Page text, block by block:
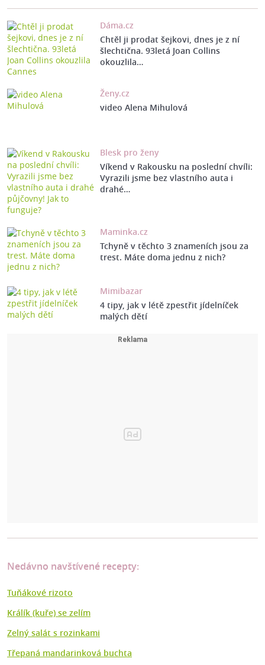
Dáma.cz
Chtěl ji prodat šejkovi, dnes je z ní
šlechtična. 93letá Joan Collins
okouzlila…
Ženy.cz
video Alena Mihulová
Blesk pro ženy
Víkend v Rakousku na poslední chvíli:
Vyrazili jsme bez vlastního auta i
drahé…
Maminka.cz
Tchyně v těchto 3 znameních jsou za
trest. Máte doma jednu z nich?
Mimibazar
4 tipy, jak v létě zpestřit jídelníček
malých dětí
Nedávno navštívené recepty:
Tuňákové rizoto
Králík (kuře) se zelím
Zelný salát s rozinkami
Třepaná mandarinková buchta